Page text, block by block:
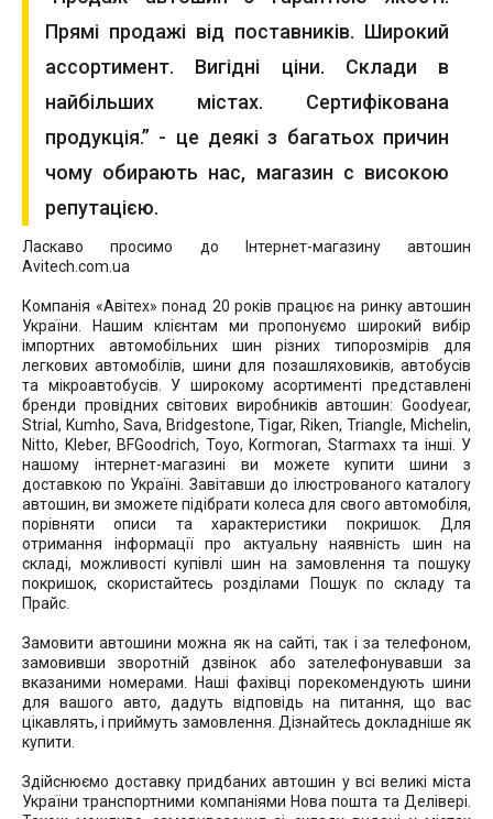
Прямі продажі від поставників. Широкий
ассортимент. Вигідні ціни. Склади в
найбільших містах. Сертифікована
продукція.” - це деякі з багатьох причин
чому обирають нас, магазин с високою
репутацією.
Ласкаво просимо до Інтернет-магазину автошин
Avitech.com.ua
Компанія «Авітех» понад 20 років працює на ринку автошин
України. Нашим клієнтам ми пропонуємо широкий вибір
імпортних автомобільних шин різних типорозмірів для
легкових автомобілів, шини для позашляховиків, автобусів
та мікроавтобусів. У широкому асортименті представлені
бренди провідних світових виробників автошин: Goodyear,
Strial, Kumho, Sava, Bridgestone, Tigar, Riken, Triangle, Michelin,
Nitto, Kleber, BFGoodrich, Toyo, Kormoran, Starmaxx та інші. У
нашому інтернет-магазині ви можете купити шини з
доставкою по Україні. Завітавши до ілюстрованого каталогу
автошин, ви зможете підібрати колеса для свого автомобіля,
порівняти описи та характеристики покришок. Для
отримання інформації про актуальну наявність шин на
складі, можливості купівлі шин на замовлення та пошуку
покришок, скористайтесь розділами Пошук по складу та
Прайс.
Замовити автошини можна як на сайті, так і за телефоном,
замовивши зворотній дзвінок або зателефонувавши за
вказаними номерами. Наші фахівці порекомендують шини
для вашого авто, дадуть відповідь на питання, що вас
цікавлять, і приймуть замовлення. Дізнайтесь докладніше як
купити.
Здійснюємо доставку придбаних автошин у всі великі міста
України транспортними компаніями Нова пошта та Делівері.